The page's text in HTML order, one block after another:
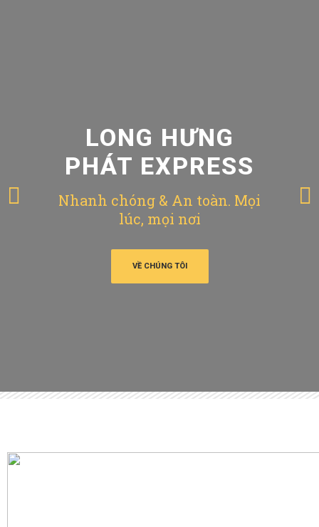
LONG HƯNG
PHÁT EXPRESS
Nhanh chóng & An toàn. Mọi
lúc, mọi nơi
VỀ CHÚNG TÔI